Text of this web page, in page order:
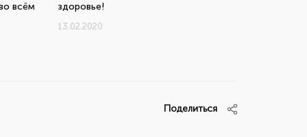
всём
здоровье!
13.02.2020
Поделиться